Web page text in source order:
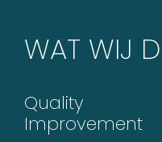
WAT WIJ
Quality
Improvement